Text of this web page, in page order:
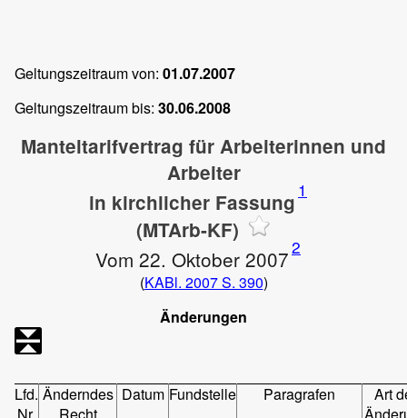
Geltungszeitraum von: 01.07.2007
Geltungszeitraum bis: 30.06.2008
Manteltarifvertrag für Arbeiterinnen und
Arbeiter
in kirchlicher Fassung 1
(MTArb-KF)
Vom 22. Oktober 20072
(KABl. 2007 S. 390)
Änderungen
Lfd.
Nr.
Änderndes
Recht
Datum Fundstelle Paragrafen
Art